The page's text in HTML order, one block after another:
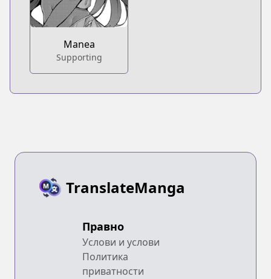
Manea
Supporting
TranslateManga
Правно
Услови и услови
Политика
приватности